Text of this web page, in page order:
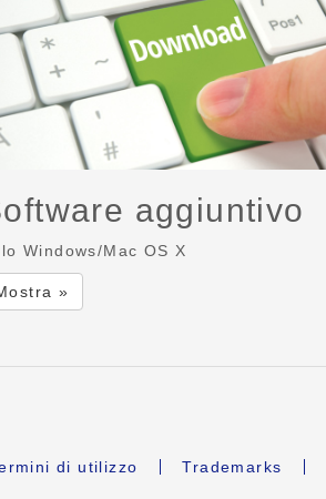
aggiuntivo
Windows/Mac OS X
»
di utilizzo Trademarks